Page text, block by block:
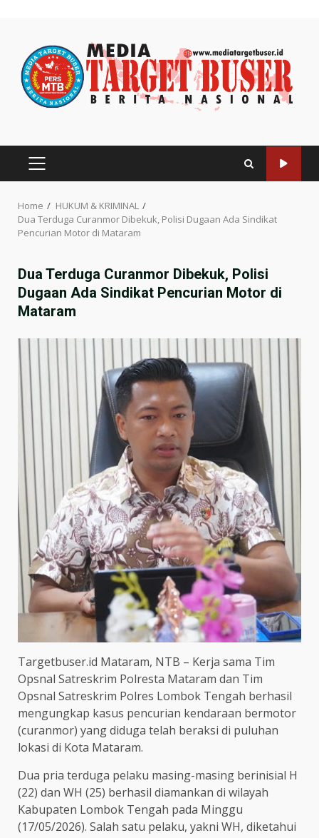
content
PRIMARY
Home
HUKUM & KRIMINAL
Dua Terduga Curanmor Dibekuk, Polisi Dugaan Ada Sindikat
Pencurian Motor di Mataram
Dua Terduga Curanmor Dibekuk, Polisi
Dugaan Ada Sindikat Pencurian Motor di
Mataram
Targetbuser.id Mataram, NTB – Kerja sama Tim
Opsnal Satreskrim Polresta Mataram dan Tim
Opsnal Satreskrim Polres Lombok Tengah berhasil
mengungkap kasus pencurian kendaraan bermotor
(curanmor) yang diduga telah beraksi di puluhan
lokasi di Kota Mataram.
Dua pria terduga pelaku masing-masing berinisial H
(22) dan WH (25) berhasil diamankan di wilayah
Kabupaten Lombok Tengah pada Minggu
(17/05/2026). Salah satu pelaku, yakni WH, diketahui